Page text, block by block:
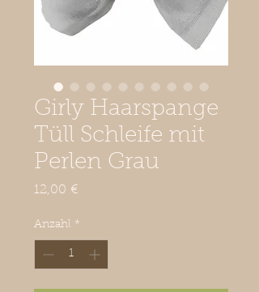
Girly Haarspange
Tüll Schleife mit
Perlen Grau
12,00 €Preis
Anzahl *